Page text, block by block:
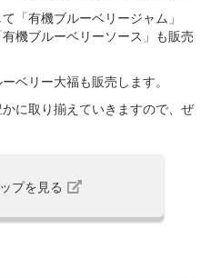
「有機ブルーベリージャム」
機ブルーベリーソース」も販売
ベリー大福も販売します。
に取り揃えていきますので、ぜ
プを見る